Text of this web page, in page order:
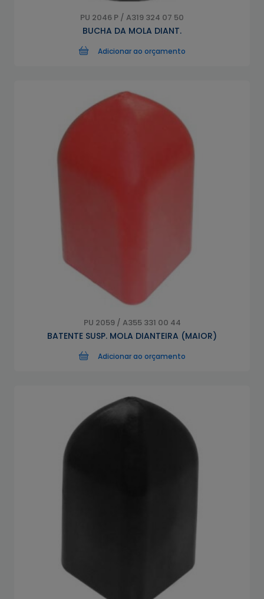
PU 2046 P / A319 324 07 50
BUCHA DA MOLA DIANT.
Adicionar ao orçamento
PU 2059 / A355 331 00 44
BATENTE SUSP. MOLA DIANTEIRA (MAIOR)
Adicionar ao orçamento